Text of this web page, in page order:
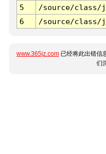
5
/source/class/
6
/source/class/
www.365jz.com 已经将此出错信
们